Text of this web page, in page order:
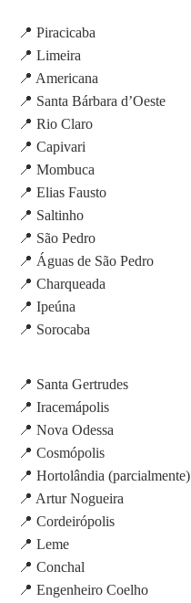
📍 Piracicaba
📍 Limeira
📍 Americana
📍 Santa Bárbara d’Oeste
📍 Rio Claro
📍 Capivari
📍 Mombuca
📍 Elias Fausto
📍 Saltinho
📍 São Pedro
📍 Águas de São Pedro
📍 Charqueada
📍 Ipeúna
📍 Sorocaba
📍 Santa Gertrudes
📍 Iracemápolis
📍 Nova Odessa
📍 Cosmópolis
📍 Hortolândia (parcialmente)
📍 Artur Nogueira
📍 Cordeirópolis
📍 Leme
📍 Conchal
📍 Engenheiro Coelho